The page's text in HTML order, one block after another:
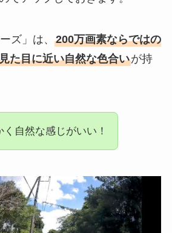
ズ」は、 200万画素ならではの
た目に近い自然な色合いが持
く自然な感じがいい！